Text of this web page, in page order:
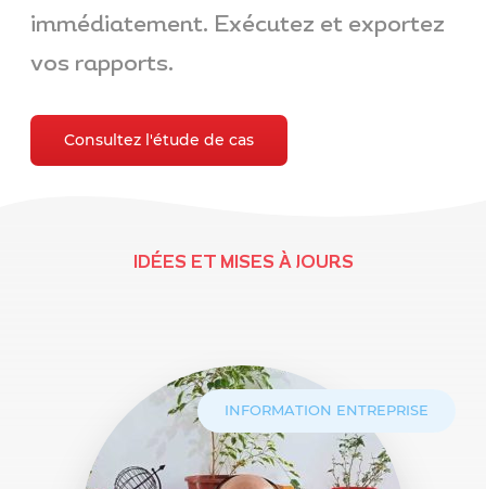
immédiatement. Exécutez et exportez
vos rapports.
Consultez l'étude de cas
IDÉES ET MISES À JOURS
INFORMATION ENTREPRISE